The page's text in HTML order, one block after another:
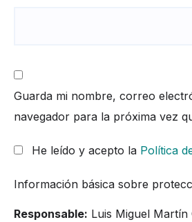
Guarda mi nombre, correo
navegador para la próxima vez
He leído y acepto la Política
Información básica sobre
Responsable: Luis Miguel Martín